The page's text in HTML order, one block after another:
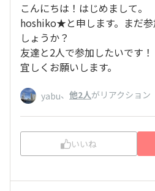
こんにちは！はじめまして。
hoshiko★と申します。まだ
しょうか？
友達と2人で参加したいです！
宜しくお願いします。
yabu、 他2人がリアクション
いいね